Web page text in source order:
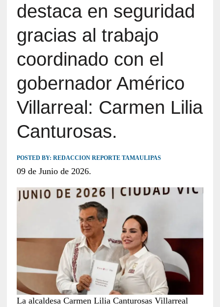
destaca en seguridad
gracias al trabajo
coordinado con el
gobernador Américo
Villarreal: Carmen Lilia
Canturosas.
POSTED BY: REDACCION REPORTE TAMAULIPAS
09 de Junio de 2026.
La alcaldesa Carmen Lilia Canturosas Villarreal